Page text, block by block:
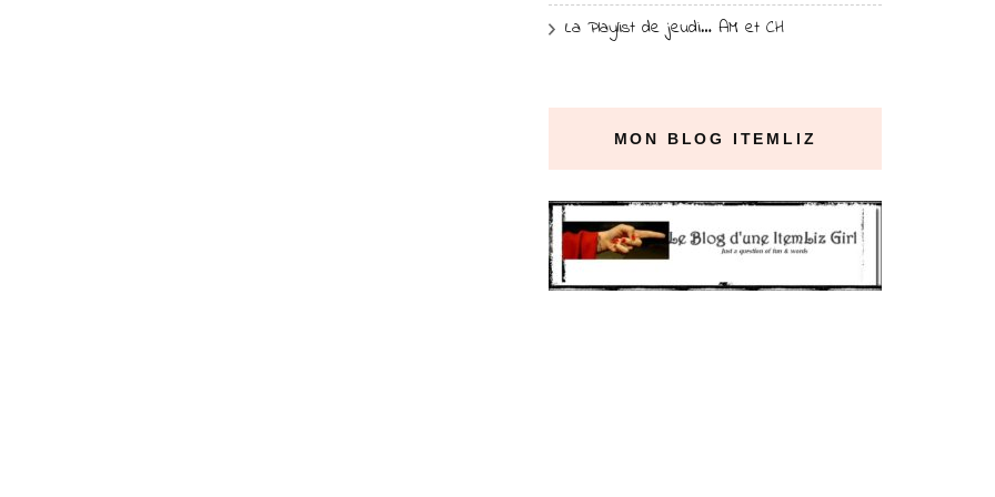
La Playlist de jeudi… AM et CH
MON BLOG ITEMLIZ